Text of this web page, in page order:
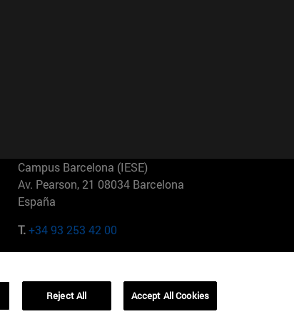
Campus Barcelona (IESE)
Av. Pearson, 21 08034 Barcelona
España
T.+34 93 253 42 00
01321001 Bela Vista Brasil
Reject All Accept All Cookies